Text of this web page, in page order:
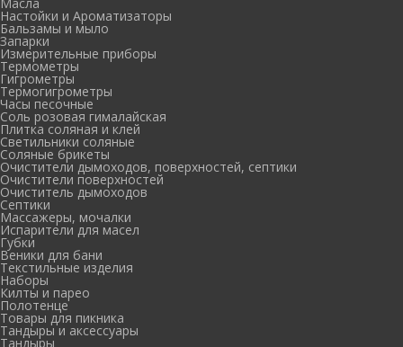
Настойки и Ароматизаторы
Бальзамы и мыло
Запарки
Измерительные приборы
Термометры
Гигрометры
Термогигрометры
Часы песочные
Соль розовая гималайская
Плитка соляная и клей
Светильники соляные
Соляные брикеты
Очистители дымоходов, поверхностей, септики
Очистители поверхностей
Очиститель дымоходов
Септики
Массажеры, мочалки
Испарители для масел
Губки
Веники для бани
Текстильные изделия
Наборы
Килты и парео
Полотенце
Товары для пикника
Тандыры и аксессуары
Тандыры